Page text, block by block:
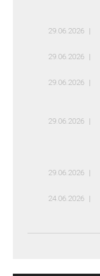
29.06.2026
29.06.2026
29.06.2026
29.06.2026
29.06.2026
24.06.2026